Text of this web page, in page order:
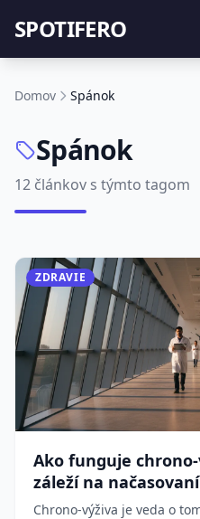
SPOTIFERO
Domov Spánok
Spánok
12 článkov s týmto tagom
ZDRAVIE
Ako funguje
záleží na
Chrono-výživa je veda o